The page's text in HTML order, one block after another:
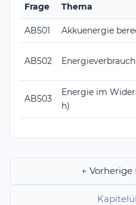
Frage Thema
AB501 Akkuenergie
AB502 Energieverbrauch
AB503
Energie im
h)
←